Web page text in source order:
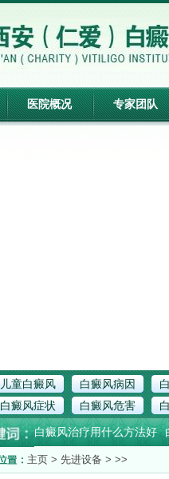
医院概况 专家团队
儿童白癜风 白癜风病因
白癜风症状
白癜风危害
白癜风治疗用什么方法好
主页 > 先进设备 > >>